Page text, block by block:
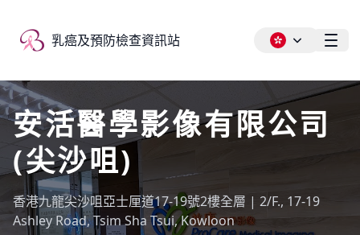
乳癌及預防檢查資訊站
乳癌及預防檢查資訊站
安活醫學影像有限公司
(尖沙咀)
香港九龍尖沙咀亞士厘道17-19號2樓全層 | 2/F., 17-19
Ashley Road, Tsim Sha Tsui, Kowloon